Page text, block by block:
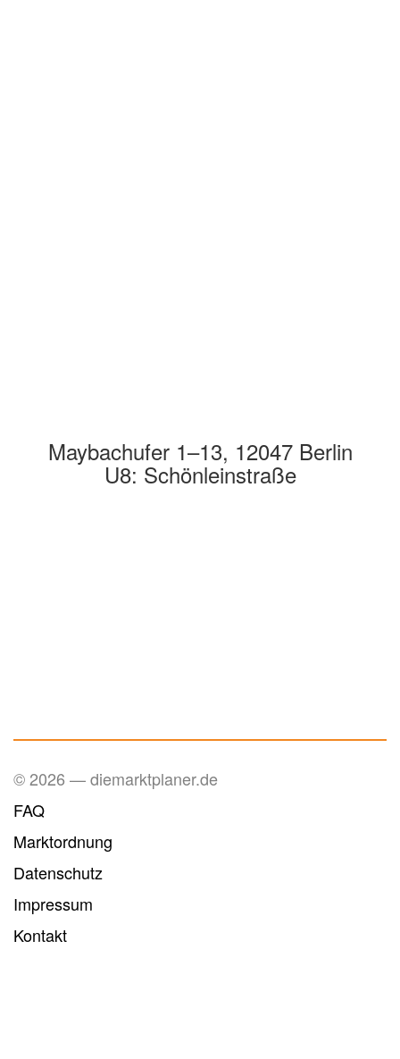
Maybachufer 1–13, 12047 Berlin
U8: Schönleinstraße
© 2026 — diemarktplaner.de
FAQ
Marktordnung
Datenschutz
Impressum
Kontakt